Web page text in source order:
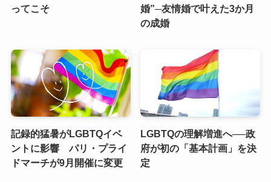
ってこそ
婚”─友情婚で叶えた3か月
の成婚
記録的猛暑がLGBTQイベ
ントに影響 パリ・プライ
ドマーチが9月開催に変更
LGBTQの理解増進へ──政
府が初の「基本計画」を決
定